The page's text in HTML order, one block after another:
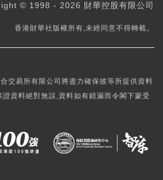
© 1998 - 2026 財華控股有限公司
香港財華社版權所有,未經同意不得轉載。
交易所有限公司將盡力確保彼等所提供資料
資料絕對無誤,資料如有錯漏而令閣下蒙受